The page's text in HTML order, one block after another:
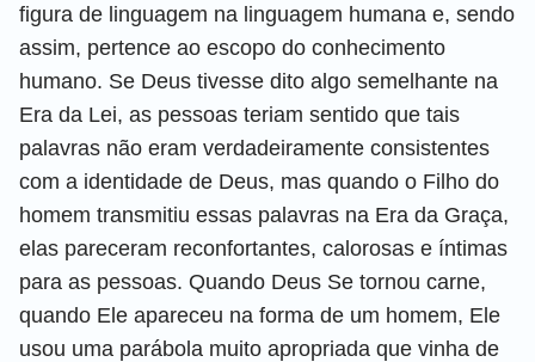
figura de linguagem na linguagem humana e, sendo
assim, pertence ao escopo do conhecimento
humano. Se Deus tivesse dito algo semelhante na
Era da Lei, as pessoas teriam sentido que tais
palavras não eram verdadeiramente consistentes
com a identidade de Deus, mas quando o Filho do
homem transmitiu essas palavras na Era da Graça,
elas pareceram reconfortantes, calorosas e íntimas
para as pessoas. Quando Deus Se tornou carne,
quando Ele apareceu na forma de um homem, Ele
usou uma parábola muito apropriada que vinha de